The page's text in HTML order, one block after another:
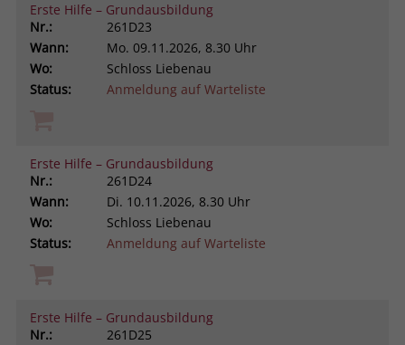
Erste Hilfe – Grundausbildung
Nr.:
261D23
Wann:
Mo. 09.11.2026, 8.30 Uhr
Wo:
Schloss Liebenau
Status:
Anmeldung auf Warteliste
Erste Hilfe – Grundausbildung
Nr.:
261D24
Wann:
Di. 10.11.2026, 8.30 Uhr
Wo:
Schloss Liebenau
Status:
Anmeldung auf Warteliste
Erste Hilfe – Grundausbildung
Nr.:
261D25